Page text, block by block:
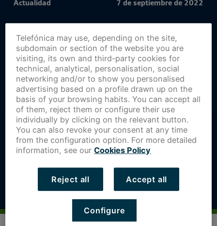
Actualidad 7 de septiembre de 2022
Telefónica may use, depending on the site,
subdomain or section of the website you are
visiting, its own and third-party cookies for
technical, analytical, personalisation, social
networking and/or to show you personalised
advertising based on a profile drawn up on the
basis of your browsing habits. You can accept all
of them, reject them or configure their use
individually by clicking on the relevant button.
You can also revoke your consent at any time
from the configuration option. For more detailed
information, see our Cookies Policy
Reject all Accept all
Configure